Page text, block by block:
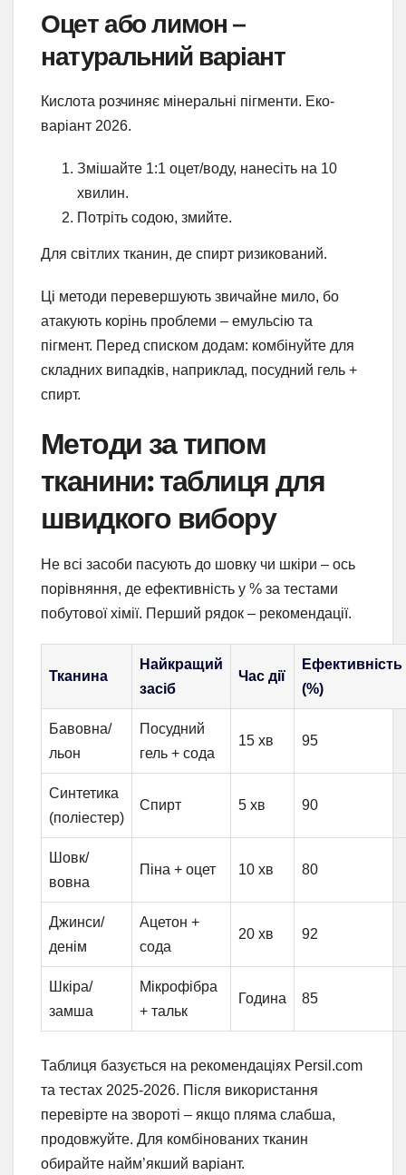
Оцет або лимон –
натуральний варіант
Кислота розчиняє мінеральні пігменти. Еко-
варіант 2026.
Змішайте 1:1 оцет/воду, нанесіть на 10
хвилин.
Потріть содою, змийте.
Для світлих тканин, де спирт ризикований.
Ці методи перевершують звичайне мило, бо
атакують корінь проблеми – емульсію та
пігмент. Перед списком додам: комбінуйте для
складних випадків, наприклад, посудний гель +
спирт.
Методи за типом
тканини: таблиця для
швидкого вибору
Не всі засоби пасують до шовку чи шкіри – ось
порівняння, де ефективність у % за тестами
побутової хімії. Перший рядок – рекомендації.
Тканина
Найкращий
засіб
Час дії
Ефективність
(%)
Бавовна/
льон
Посудний
гель + сода
15 хв 95
Синтетика
(поліестер)
Спирт 5 хв 90
Шовк/
вовна
Піна + оцет 10 хв 80
Джинси/
денім
Ацетон +
сода
20 хв 92
Шкіра/
замша
Мікрофібра
+ тальк
Година 85
Таблиця базується на рекомендаціях Persil.com
та тестах 2025-2026. Після використання
перевірте на звороті – якщо пляма слабша,
продовжуйте. Для комбінованих тканин
обирайте найм’якший варіант.